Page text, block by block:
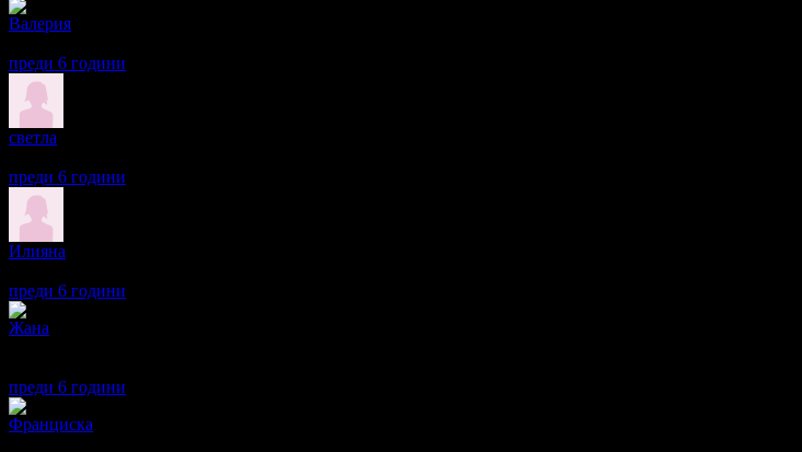
Валерия
преди 6 години
светла
преди 6 години
Илияна
преди 6 години
Жана
преди 6 години
Франциска